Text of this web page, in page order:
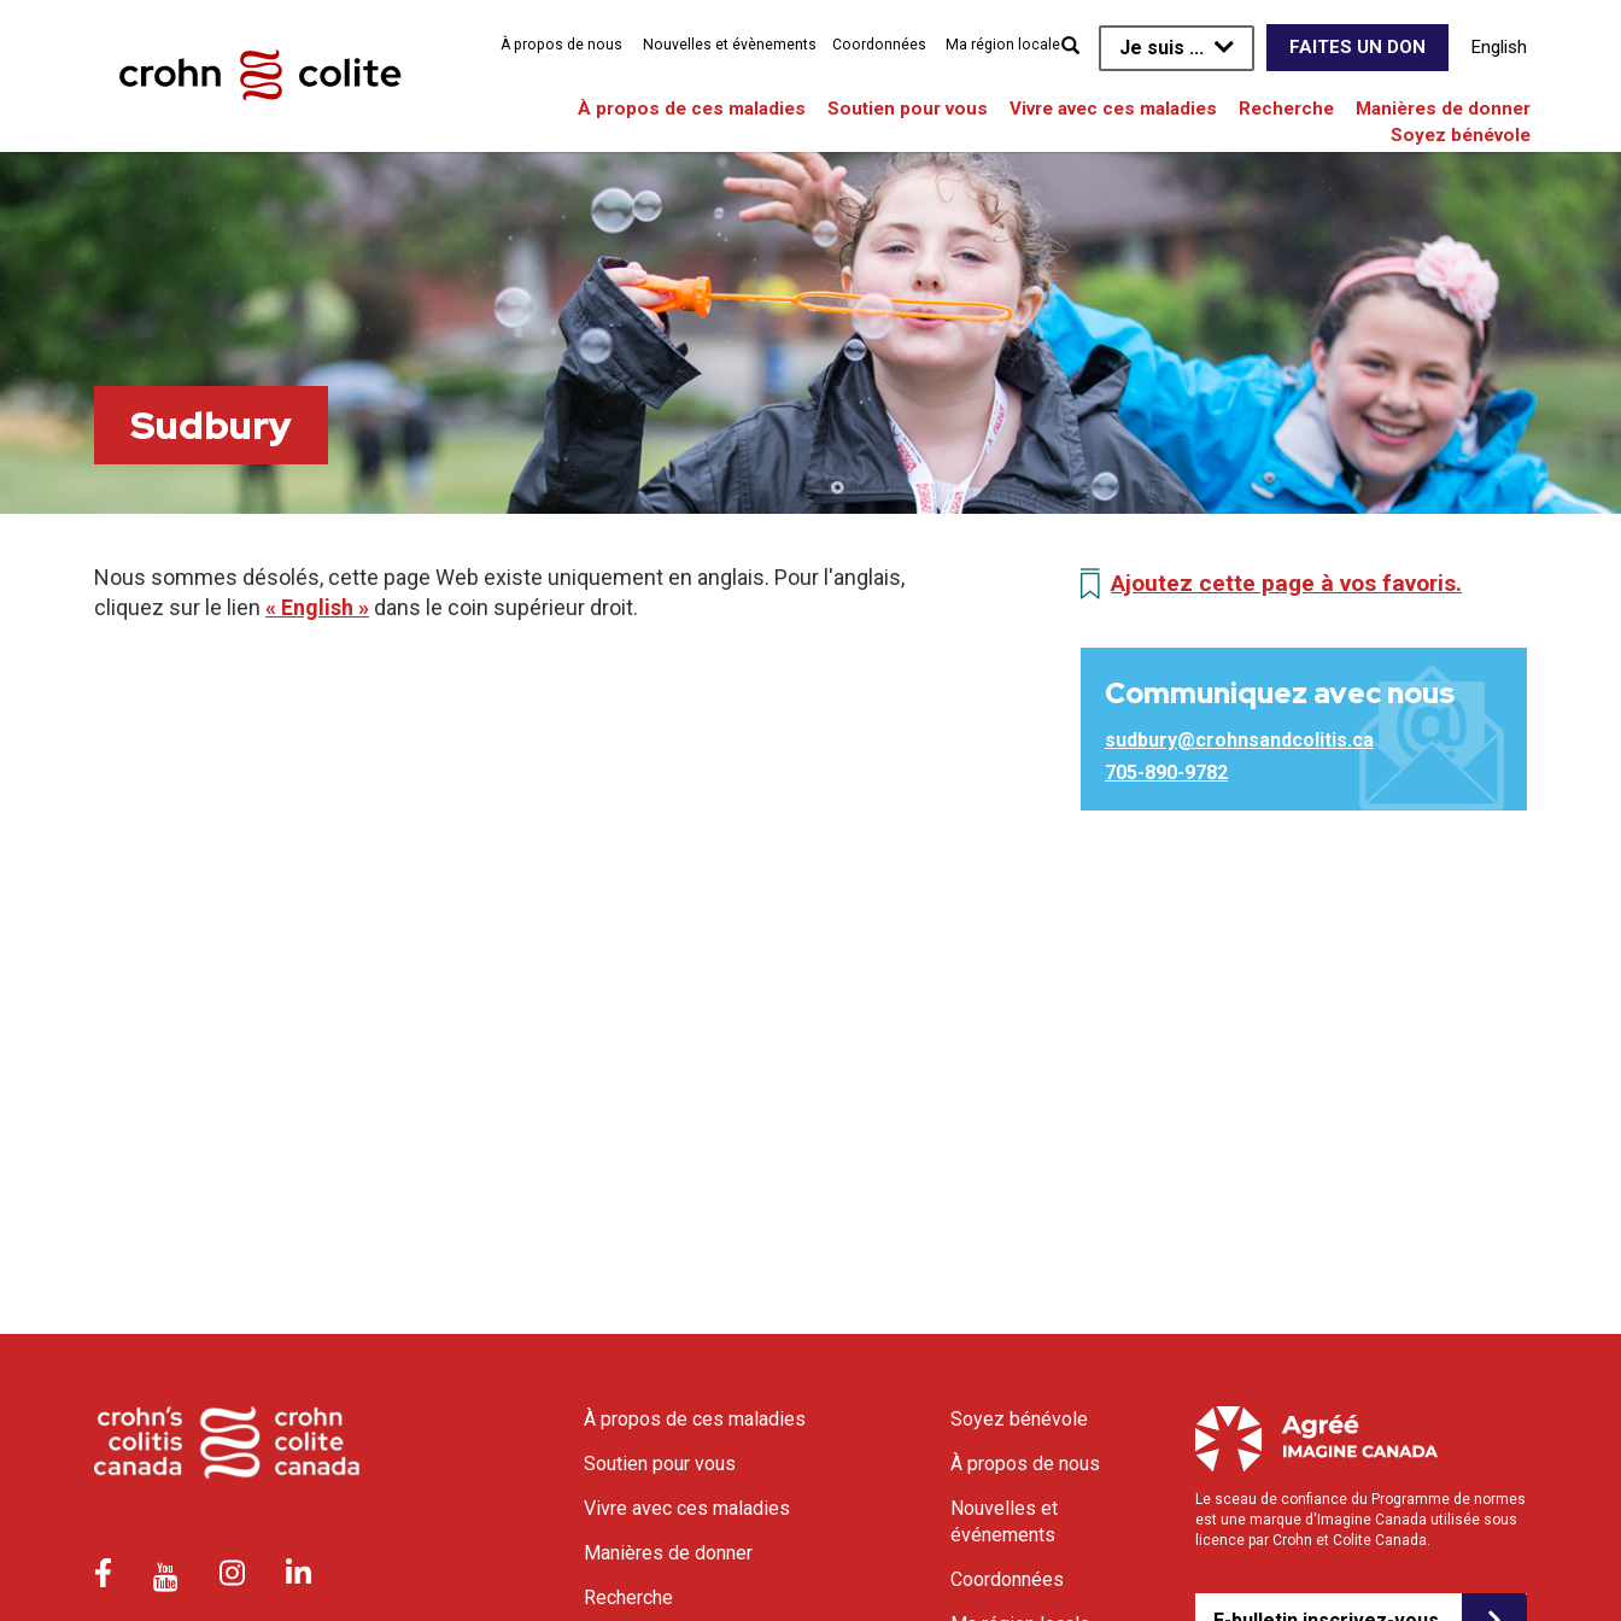
Je suis ... FAITES UN DON English
À propos de ces maladies Soutien pour vous Vivre avec ces maladies Recherche
Manières de donner
Soyez bénévole
À propos de nous Nouvelles et évènements Coordonnées Ma région locale
Sudbury
Nous sommes désolés, cette page Web existe uniquement en anglais. Pour l'anglais,
cliquez sur le lien « English » dans le coin supérieur droit.
Ajoutez cette page à vos favoris.
Communiquez avec nous
sudbury@crohnsandcolitis.ca
705-890-9782
À propos de ces maladies
Soutien pour vous
Vivre avec ces maladies
Manières de donner
Recherche
Soyez bénévole
À propos de nous
Nouvelles et
événements
Coordonnées
Le sceau de confiance du Programme de normes
est une marque d'Imagine Canada utilisée sous
licence par Crohn et Colite Canada.